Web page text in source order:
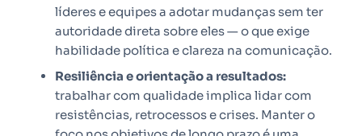
líderes e equipes a adotar mudanças sem ter
autoridade direta sobre eles — o que exige
habilidade política e clareza na comunicação.
Resiliência e orientação a resultados:
trabalhar com qualidade implica lidar com
resistências, retrocessos e crises. Manter o